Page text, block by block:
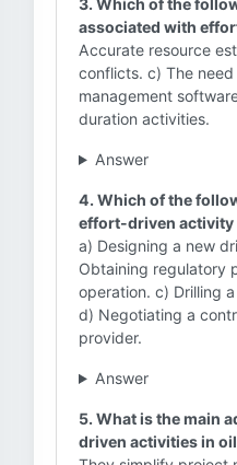
3. Which of the
associated with
Accurate resource
conflicts. c) The
management
duration activities.
Answer
4. Which of the
effort-driven activity
a) Designing a new
Obtaining regulatory
operation. c) Drilling
d) Negotiating a
provider.
Answer
5. What is the main
driven activities in